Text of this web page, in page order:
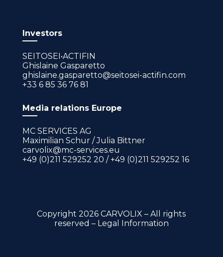
Investors
SEITOSEI•ACTIFIN
Ghislaine Gasparetto
ghislaine.gasparetto@seitosei-actifin.com
+33 6 85 36 76 81
Media relations Europe
MC SERVICES AG
Maximilian Schur / Julia Bittner
carvolix@mc-services.eu
+49 (0)211 529252 20 / +49 (0)211 529252 16
Copyright 2026 CARVOLIX – All rights
reserved – Legal Information